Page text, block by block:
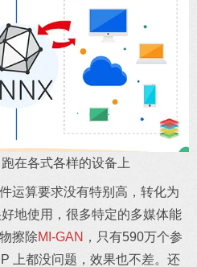
在各式各样的设备上
运算要求没有特别高，转化为
地使用，很多特定的多媒体能
擦除MI-GAN ，只有590万个参
上都没问题，效果也不差。还